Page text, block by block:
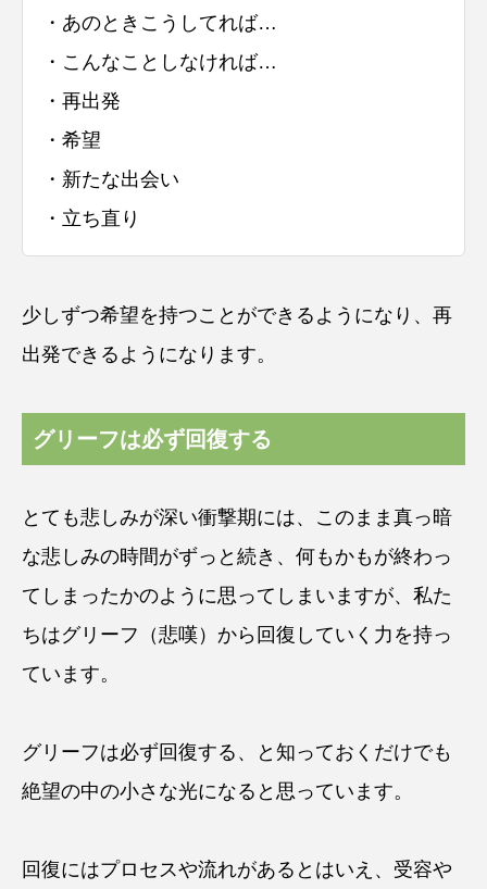
・あのときこうしてれば…
・こんなことしなければ…
・再出発
・希望
・新たな出会い
・立ち直り
少しずつ希望を持つことができるようになり、再
出発できるようになります。
グリーフは必ず回復する
とても悲しみが深い衝撃期には、このまま真っ暗
な悲しみの時間がずっと続き、何もかもが終わっ
てしまったかのように思ってしまいますが、私た
ちはグリーフ（悲嘆）から回復していく力を持っ
ています。
グリーフは必ず回復する、と知っておくだけでも
絶望の中の小さな光になると思っています。
回復にはプロセスや流れがあるとはいえ、受容や